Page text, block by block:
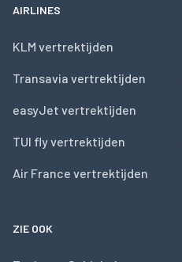
AIRLINES
KLM vertrektijden
Transavia vertrektijden
easyJet vertrektijden
TUI fly vertrektijden
Air France vertrektijden
ZIE OOK